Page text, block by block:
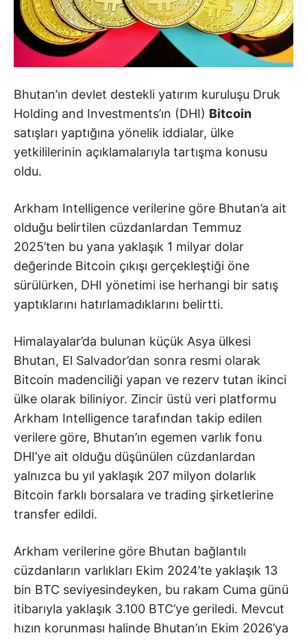
Bhutan’ın devlet destekli yatırım kuruluşu Druk
Holding and Investments’ın (DHI) Bitcoin
satışları yaptığına yönelik iddialar, ülke
yetkililerinin açıklamalarıyla tartışma konusu
oldu.
Arkham Intelligence verilerine göre Bhutan’a ait
olduğu belirtilen cüzdanlardan Temmuz
2025’ten bu yana yaklaşık 1 milyar dolar
değerinde Bitcoin çıkışı gerçekleştiği öne
sürülürken, DHI yönetimi ise herhangi bir satış
yaptıklarını hatırlamadıklarını belirtti.
Himalayalar’da bulunan küçük Asya ülkesi
Bhutan, El Salvador’dan sonra resmi olarak
Bitcoin madenciliği yapan ve rezerv tutan ikinci
ülke olarak biliniyor. Zincir üstü veri platformu
Arkham Intelligence tarafından takip edilen
verilere göre, Bhutan’ın egemen varlık fonu
DHI’ye ait olduğu düşünülen cüzdanlardan
yalnızca bu yıl yaklaşık 207 milyon dolarlık
Bitcoin farklı borsalara ve trading şirketlerine
transfer edildi.
Arkham verilerine göre Bhutan bağlantılı
cüzdanların varlıkları Ekim 2024’te yaklaşık 13
bin BTC seviyesindeyken, bu rakam Cuma günü
itibarıyla yaklaşık 3.100 BTC’ye geriledi. Mevcut
hızın korunması halinde Bhutan’ın Ekim 2026’ya